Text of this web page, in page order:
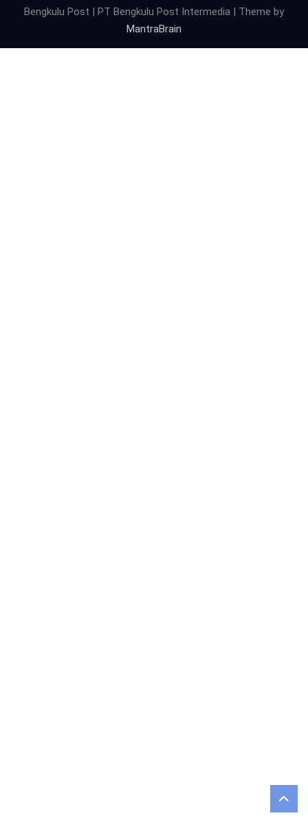
Bengkulu Post | PT Bengkulu Post Intermedia | Theme by
MantraBrain